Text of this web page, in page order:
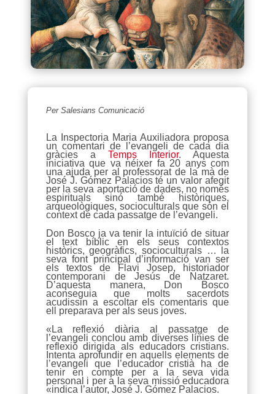
Per Salesians Comunicació
La Inspectoria Maria Auxiliadora proposa
un comentari de l’evangeli de cada dia
gràcies a Temps Interior. Aquesta
iniciativa que va néixer fa 20 anys com
una ajuda per al professorat de la mà de
José J. Gómez Palacios té un valor afegit
per la seva aportació de dades, no només
espirituals sinó també històriques,
arqueològiques, socioculturals que són el
context de cada passatge de l’evangeli.
Don Bosco ja va tenir la intuïció de situar
el text bíblic en els seus contextos
històrics, geogràfics, socioculturals … la
seva font principal d’informació van ser
els textos de Flavi Josep, historiador
contemporani de Jesús de Natzaret.
D’aquesta manera, Don Bosco
aconseguia que molts sacerdots
acudissin a escoltar els comentaris que
ell preparava per als seus joves.
«La reflexió diària al passatge de
l’evangeli conclou amb diverses línies de
reflexió dirigida als educadors cristians.
Intenta aprofundir en aquells elements de
l’evangeli que l’educador cristià ha de
tenir en compte per a la seva vida
personal i per a la seva missió educadora
«indica l’autor, José J. Gómez Palacios.